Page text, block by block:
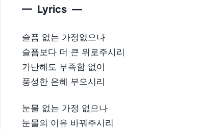
— Lyrics —
슬픔 없는 가정없으나
슬픔보다 더 큰 위로주시리
가난해도 부족함 없이
풍성한 은혜 부으시리​
눈물 없는 가정 없으나
눈물의 이유 바꿔주시리